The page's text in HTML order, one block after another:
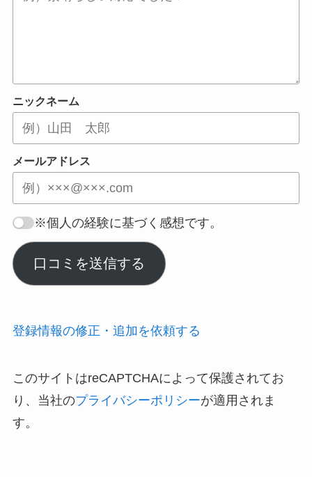
ニックネーム
メールアドレス
※個人の経験に基づく感想です。
口コミを送信する
登録情報の修正・追加を依頼する
このサイトはreCAPTCHAによって保護されてお
り、当社のプライバシーポリシーが適用されま
す。